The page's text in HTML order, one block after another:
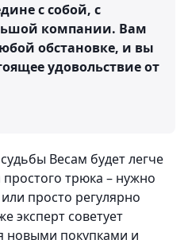
с собой, с
компании. Вам
обстановке, и вы
удовольствие от
Весам будет легче
трюка – нужно
просто регулярно
эксперт советует
новыми покупками и